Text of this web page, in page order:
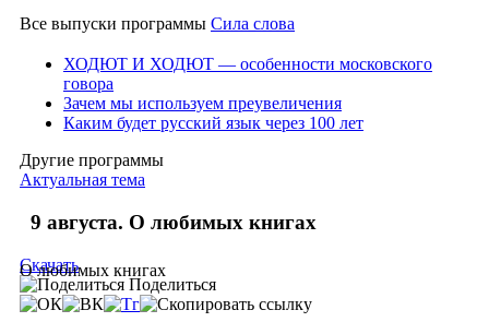
Все выпуски программы Сила слова
ХОДЮТ И ХОДЮТ — особенности московского
говора
Зачем мы используем преувеличения
Каким будет русский язык через 100 лет
Другие программы
Актуальная тема
9 августа. О любимых книгах
О любимых книгах
Скачать
Поделиться